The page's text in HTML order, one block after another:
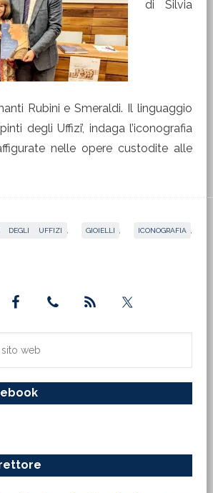
di Silvia
Rubini e Smeraldi. Il linguaggio
degli Uffizi’, indaga l’iconografia
nelle opere custodite alle
DEGLI UFFIZI GIOIELLI ICONOGRAFIA